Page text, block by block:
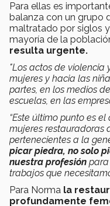
Para ellas es
balanza con un grupo
maltratado por siglos
mayoría de la
resulta urgente.
"Los actos de violencia
mujeres y hacia las
partes, en los medios
escuelas, en las
“Este último punto es
mujeres restauradoras
pertenecientes a la
picar piedra, no solo
nuestra profesión
trabajos que
Para Norma la
profundamente